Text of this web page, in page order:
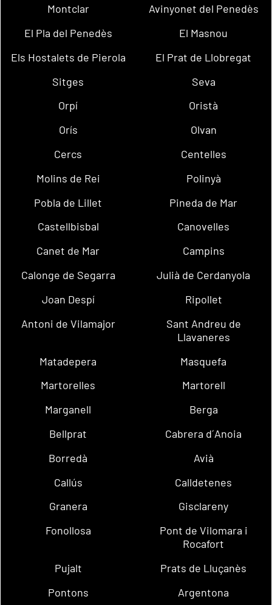
Montclar
Avinyonet del Penedès
El Pla del Penedès
El Masnou
Els Hostalets de Pierola
El Prat de Llobregat
Sitges
Seva
Orpí
Oristà
Orís
Olvan
Cercs
Centelles
Molins de Rei
Polinyà
Pobla de Lillet
Pineda de Mar
Castellbisbal
Canovelles
Canet de Mar
Campins
Calonge de Segarra
Julià de Cerdanyola
Joan Despí
Ripollet
Antoni de Vilamajor
Sant Andreu de
Llavaneres
Matadepera
Masquefa
Martorelles
Martorell
Marganell
Berga
Bellprat
Cabrera d´Anoia
Borredà
Avià
Callús
Calldetenes
Granera
Gisclareny
Fonollosa
Pont de Vilomara i
Rocafort
Pujalt
Prats de Lluçanès
Pontons
Argentona